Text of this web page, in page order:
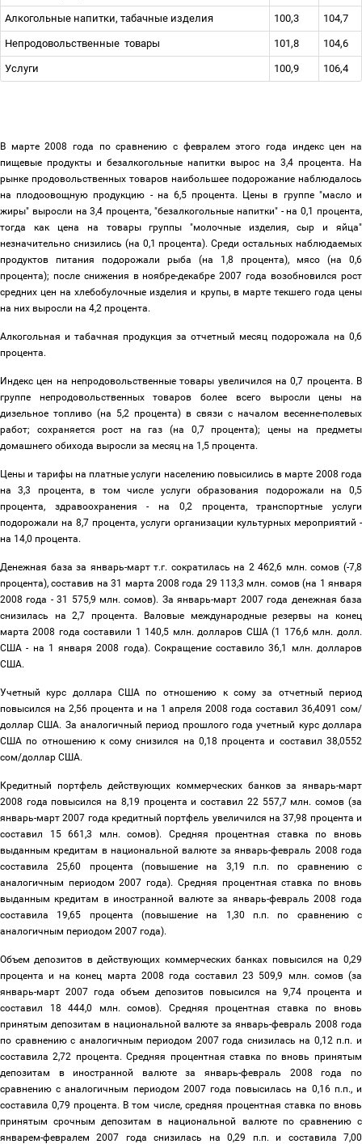
Алкогольные напитки, табачные изделия 100,3 104,7
Непродовольственные товары 101,8 104,6
Услуги 100,9 106,4
В марте 2008 года по сравнению с февралем этого года индекс цен на
пищевые продукты и безалкогольные напитки вырос на 3,4 процента. На
рынке продовольственных товаров наибольшее подорожание наблюдалось
на плодоовощную продукцию - на 6,5 процента. Цены в группе "масло и
жиры" выросли на 3,4 процента, "безалкогольные напитки" - на 0,1 процента,
тогда как цена на товары группы "молочные изделия, сыр и яйца"
незначительно снизились (на 0,1 процента). Среди остальных наблюдаемых
продуктов питания подорожали рыба (на 1,8 процента), мясо (на 0,6
процента); после снижения в ноябре-декабре 2007 года возобновился рост
средних цен на хлебобулочные изделия и крупы, в марте текшего года цены
на них выросли на 4,2 процента.
Алкогольная и табачная продукция за отчетный месяц подорожала на 0,6
процента.
Индекс цен на непродовольственные товары увеличился на 0,7 процента. В
группе непродовольственных товаров более всего выросли цены на
дизельное топливо (на 5,2 процента) в связи с началом весенне-полевых
работ; сохраняется рост на газ (на 0,7 процента); цены на предметы
домашнего обихода выросли за месяц на 1,5 процента.
Цены и тарифы на платные услуги населению повысились в марте 2008 года
на 3,3 процента, в том числе услуги образования подорожали на 0,5
процента, здравоохранения - на 0,2 процента, транспортные услуги
подорожали на 8,7 процента, услуги организации культурных мероприятий -
на 14,0 процента.
Денежная база за январь-март т.г. сократилась на 2 462,6 млн. сомов (-7,8
процента), составив на 31 марта 2008 года 29 113,3 млн. сомов (на 1 января
2008 года - 31 575,9 млн. сомов). За январь-март 2007 года денежная база
снизилась на 2,7 процента. Валовые международные резервы на конец
марта 2008 года составили 1 140,5 млн. долларов США (1 176,6 млн. долл.
США - на 1 января 2008 года). Сокращение составило 36,1 млн. долларов
США.
Учетный курс доллара США по отношению к сому за отчетный период
повысился на 2,56 процента и на 1 апреля 2008 года составил 36,4091 сом/
доллар США. За аналогичный период прошлого года учетный курс доллара
США по отношению к сому снизился на 0,18 процента и составил 38,0552
сом/доллар США.
Кредитный портфель действующих коммерческих банков за январь-март
2008 года повысился на 8,19 процента и составил 22 557,7 млн. сомов (за
январь-март 2007 года кредитный портфель увеличился на 37,98 процента и
составил 15 661,3 млн. сомов). Средняя процентная ставка по вновь
выданным кредитам в национальной валюте за январь-февраль 2008 года
составила 25,60 процента (повышение на 3,19 п.п. по сравнению с
аналогичным периодом 2007 года). Средняя процентная ставка по вновь
выданным кредитам в иностранной валюте за январь-февраль 2008 года
составила 19,65 процента (повышение на 1,30 п.п. по сравнению с
аналогичным периодом 2007 года).
Объем депозитов в действующих коммерческих банках повысился на 0,29
процента и на конец марта 2008 года составил 23 509,9 млн. сомов (за
январь-март 2007 года объем депозитов повысился на 9,74 процента и
составил 18 444,0 млн. сомов). Средняя процентная ставка по вновь
принятым депозитам в национальной валюте за январь-февраль 2008 года
по сравнению с аналогичным периодом 2007 года снизилась на 0,12 п.п. и
составила 2,72 процента. Средняя процентная ставка по вновь принятым
депозитам в иностранной валюте за январь-февраль 2008 года по
сравнению с аналогичным периодом 2007 года повысилась на 0,16 п.п., и
составила 0,79 процента. В том числе, средняя процентная ставка по вновь
принятым срочным депозитам в национальной валюте по сравнению с
январем-февралем 2007 года снизилась на 0,29 п.п. и составила 7,00